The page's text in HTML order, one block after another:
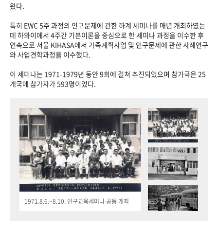
왔다.
특히 EWC 5주 과정의 인구문제에 관한 하계 세미나를 매년 개최하였는
데 하와이에서 4주간 기본이론을 중심으로 한 세미나 과정을 이수한 후
연속으로 서울 KIHASA에서 가족계획사업 및 인구문제에 관한 사례연구
와 사업견학과정을 이수했다.
이 세미나는 1971-1979년 동안 9회에 걸쳐 추진되었으며 참가국은 25
개국에 참가자가 593명이었다.
1971.8.6.~8.10. 인구교육세미나 공동 개최